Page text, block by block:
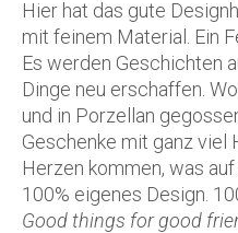
Hier hat das gute
mit feinem Material. Ein
Es werden Geschichten
Dinge neu erschaffen.
und in Porzellan
Geschenke mit ganz viel
Herzen kommen, was
100% eigenes Design.
Good things for good